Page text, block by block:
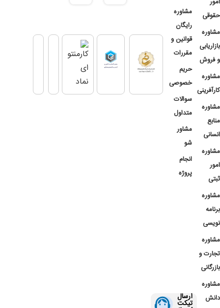
حقوقی
مشاوره
بازاریابی
و فروش
مشاوره
کارآفرینی
مشاوره
منابع
انسانی
مشاوره
امور
ثبتی
مشاوره
برنامه
نویسی
مشاوره
تجارت و
بازرگانی
مشاوره
دانش
مشاوره
رایگان
قوانین و
مقررات
حریم
خصوصی
سوالات
متداول
مشاور
شو
انجام
پروژه
ارسال
تیکت